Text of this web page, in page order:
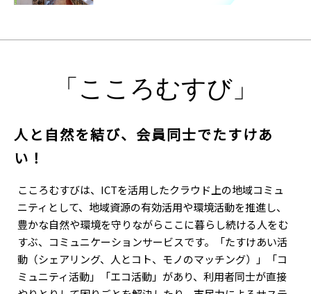
「こころむすび」
人と自然を結び、会員同士でたすけあ
い！
こころむすびは、ICTを活用したクラウド上の地域コミュ
ニティとして、地域資源の有効活用や環境活動を推進し、
豊かな自然や環境を守りながらここに暮らし続ける人をむ
すぶ、コミュニケーションサービスです。「たすけあい活
動（シェアリング、人とコト、モノのマッチング）」「コ
ミュニティ活動」「エコ活動」があり、利用者同士が直接